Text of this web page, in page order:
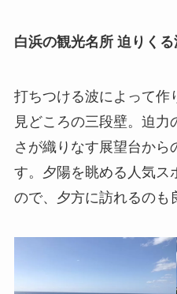
白浜の観光名所 迫りく
打ちつける波によって
見どころの三段壁。迫
さが織りなす展望台か
す。夕陽を眺める人気ス
ので、夕方に訪れるのも